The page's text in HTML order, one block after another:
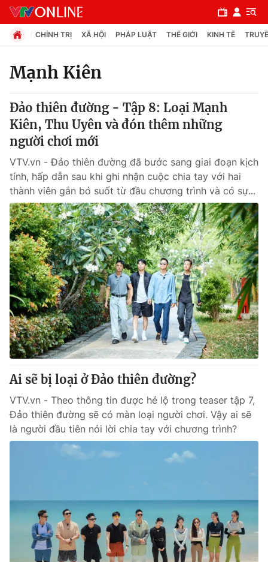
Chuyên mục
Chính trị
Pháp luật
Y tế
Thế giới
Tin tức
Thế giới đó đây
Câu chuyện quốc tế
Kinh tế
Tài chính
Thị trường
Góc doanh nghiệp
Dữ liệu và đời sống
Truyền hình
Phim VTV
Hậu trường
Nhân vật
Giải trí
Điện ảnh
Đời sống
Chất lượng cuộc sống
Học trực tuyến
Công nghệ
Hitech Công nghệ tương lai
Sản phẩm
Giao lưu trực tuyến
CHÍNH TRỊ XÃ HỘI PHÁP LUẬT THẾ GIỚI KINH TẾ
Mạnh Kiên
Đảo thiên đường - Tập 8: Loại Mạnh
Kiên, Thu Uyên và đón thêm những
người chơi mới
VTV.vn - Đảo thiên đường đã bước sang giai đoạn kịch
tính, hấp dẫn sau khi ghi nhận cuộc chia tay với hai
thành viên gắn bó suốt từ đầu chương trình và có sự...
Ai sẽ bị loại ở Đảo thiên đường?
VTV.vn - Theo thông tin được hé lộ trong teaser tập 7,
Đảo thiên đường sẽ có màn loại người chơi. Vậy ai sẽ
là người đầu tiên nói lời chia tay với chương trình?